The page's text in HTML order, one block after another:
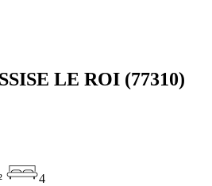
LE ROI (77310)
4